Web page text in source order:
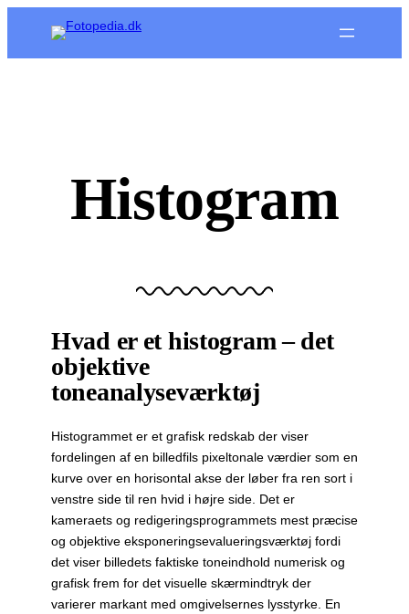
indhold
Histogram
Hvad er et histogram – det
objektive
toneanalyseværktøj
Histogrammet er et grafisk redskab der viser
fordelingen af en billedfils pixeltonale værdier som en
kurve over en horisontal akse der løber fra ren sort i
venstre side til ren hvid i højre side. Det er
kameraets og redigeringsprogrammets mest præcise
og objektive eksponeringsevalueringsværktøj fordi
det viser billedets faktiske toneindhold numerisk og
grafisk frem for det visuelle skærmindtryk der
varierer markant med omgivelsernes lysstyrke. En